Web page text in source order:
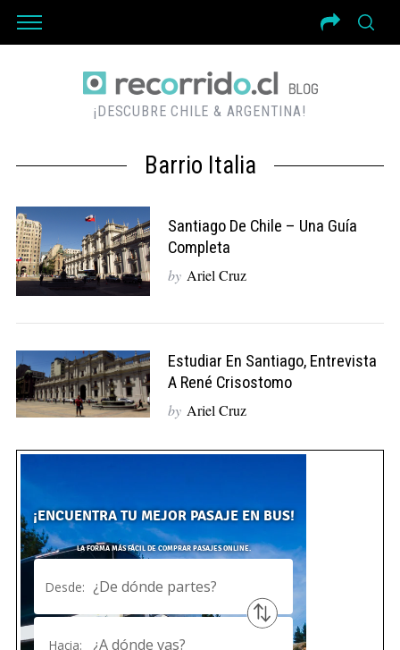
¡DESCUBRE CHILE & ARGENTINA!
Barrio Italia
Santiago De Chile – Una Guía
Completa
by Ariel Cruz
Estudiar En Santiago, Entrevista
A René Crisostomo
by Ariel Cruz